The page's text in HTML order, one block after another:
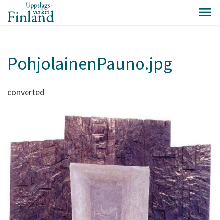
PohjolainenPauno.jpg
converted